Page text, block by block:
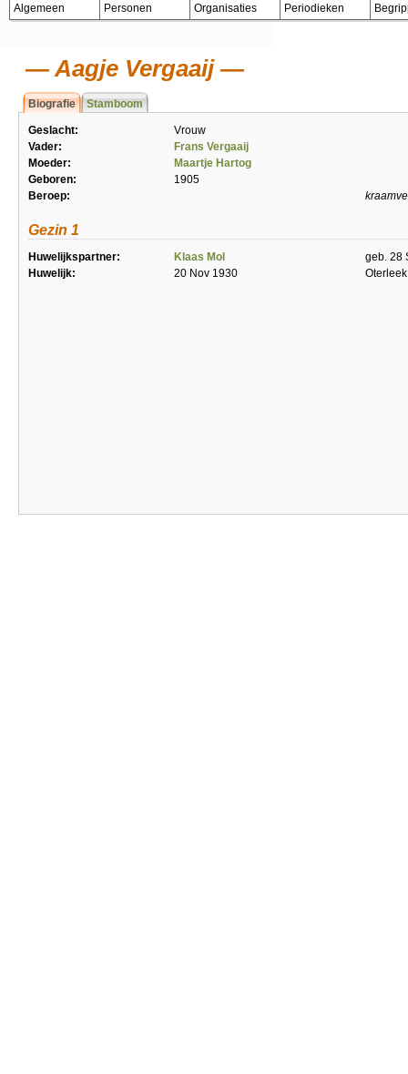
Algemeen Personen Organisaties Periodieken
Aagje Vergaaij
Biografie Stamboom
Geslacht:
Vrouw
Vader:
Frans Vergaaij
Moeder:
Maartje Hartog
Geboren:
1905
Beroep:
Gezin 1
Huwelijkspartner: Klaas Mol
geb. 28
Huwelijk:
20 Nov 1930 Oterleek